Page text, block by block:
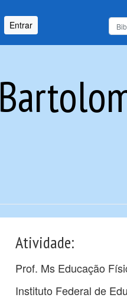
Entrar
Atividade:
Prof. Ms Educação
Instituto Federal de